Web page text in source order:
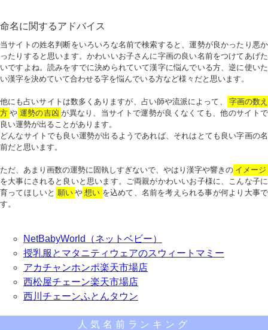
命名に関するアドバイス
当サイトの姓名判断をいろいろな名前で検索すると、運勢が良かったり悪か
ったりすると思います。かわいいお子さんに字画の良い名前をつけてあげた
いですよね。読みをすでに決められていて漢字に悩んでいる方、逆に使いた
い漢字を決めていて合わせる字を悩んでいる方など様々だと思います。
他にも占いサイトは数多くありますが、占い師や流派によって、
字画の数え
方 や 運勢の吉凶 が異なり、当サイトで運勢が良くなくても、他のサイトで
良い運勢が出ることがあります。
どんなサイトでも良い運勢が出るようであれば、それはとても良い字画の名
前だと思います。
ただ、あまり画数の運勢に固執しすぎないで、やはり漢字や響きの イメージ
を大事にされると良いと思います。ご両親がかわいいお子様に、こんな子に
育ってほしいと 願い や 想い を込めて、名前を考えられる事が何より大事で
す。
NetBabyWorld（ネットベビー）
授乳服とマタニティウェアのスウィートマミー
アカチャンホンポ楽天市場店
西松屋チェーン楽天市場店
西川チェーンふとんタウン
人気名前ランキング